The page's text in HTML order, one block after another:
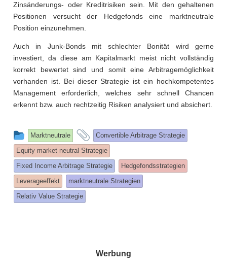
Zinsänderungs- oder Kreditrisiken sein. Mit den gehaltenen
Positionen versucht der Hedgefonds eine marktneutrale
Position einzunehmen.
Auch in Junk-Bonds mit schlechter Bonität wird gerne
investiert, da diese am Kapitalmarkt meist nicht vollständig
korrekt bewertet sind und somit eine Arbitragemöglichkeit
vorhanden ist. Bei dieser Strategie ist ein hochkompetentes
Management erforderlich, welches sehr schnell Chancen
erkennt bzw. auch rechtzeitig Risiken analysiert und absichert.
This
entry
was
posted
in
Marktneutrale
and
tagged
Convertible Arbitrage Strategie
Equity market neutral Strategie
Fixed Income Arbitrage Strategie
Hedgefondsstrategien
Leverageeffekt
marktneutrale Strategien
Relativ Value Strategie
Werbung